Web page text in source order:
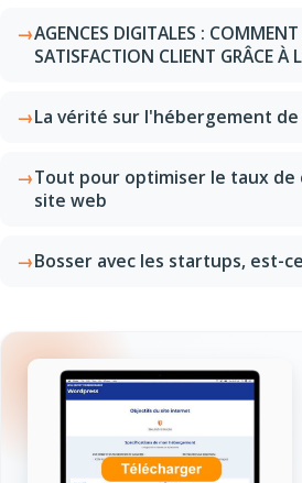
AGENCES DIGITALES :
SATISFACTION CLIENT GRÂCE À
La vérité sur l'hébergement
Tout pour optimiser le taux de
site web
Bosser avec les startups, est-